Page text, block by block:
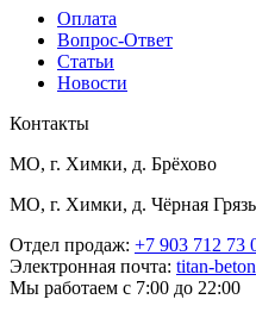
Оплата
Вопрос-Ответ
Статьи
Новости
Контакты
МО, г. Химки, д. Брёхово
МО, г. Химки, д. Чёрная Грязь
Отдел продаж: +7 903 712 73
Электронная почта: titan-
Мы работаем с 7:00 до 22:00